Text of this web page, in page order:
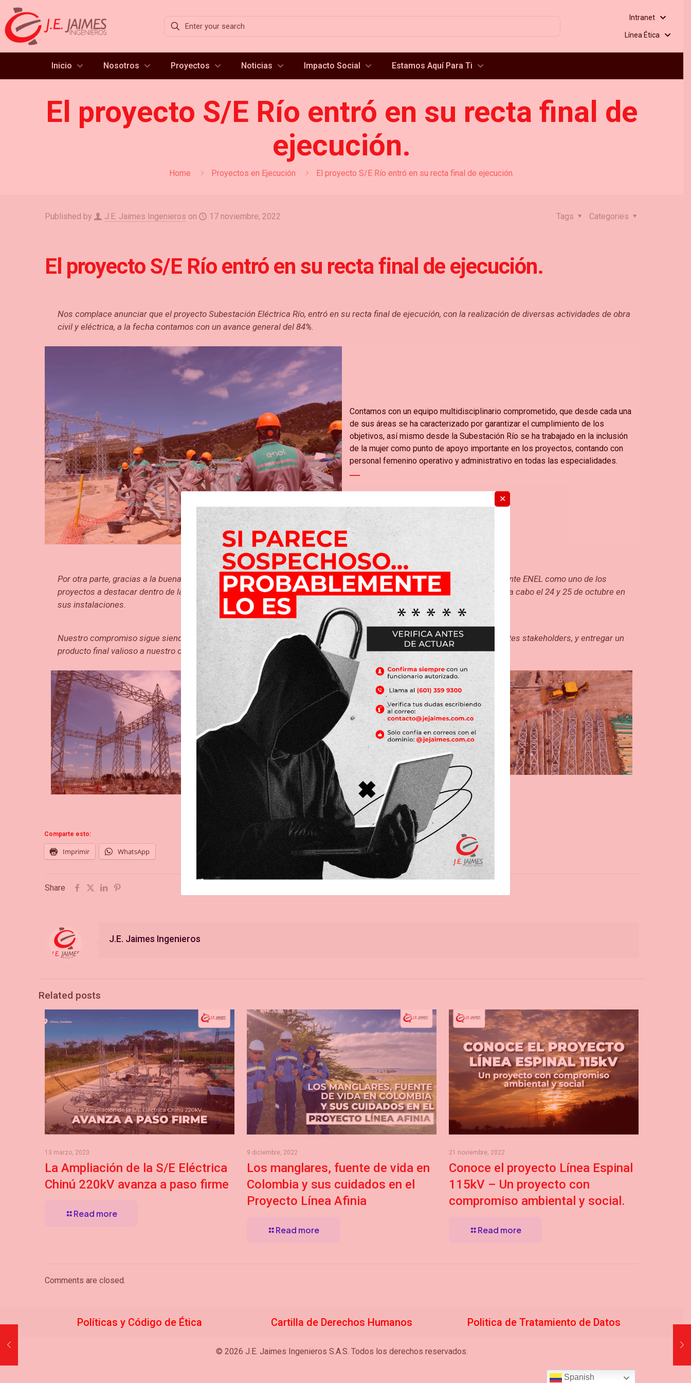
Intranet
Línea Ética
Inicio Nosotros Proyectos Noticias Impacto Social Estamos Aquí Para Ti
El proyecto S/E Río entró en su recta final de
ejecución.
Home Proyectos en Ejecución El proyecto S/E Río entró en su recta final de ejecución.
Published by J.E. Jaimes Ingenieros on 17 noviembre, 2022 Categories
Tags
El proyecto S/E Río entró en su recta final de ejecución.
Nos complace anunciar que el proyecto Subestación Eléctrica Río, entró en su recta final de ejecución, con la realización de diversas actividades de obra
civil y eléctrica, a la fecha contamos con un avance general del 84%.
Contamos con un equipo multidisciplinario comprometido, que desde cada una
de sus áreas se ha caracterizado por garantizar el cumplimiento de los
objetivos, así mismo desde la Subestación Río se ha trabajado en la inclusión
de la mujer como punto de apoyo importante en los proyectos, contando con
personal femenino operativo y administrativo en todas las especialidades.
Por otra parte, gracias a la buena gestión que se ha ejecutado en el proyecto, hemos sido seleccionados por nuestro cliente ENEL como uno de los
proyectos a destacar dentro de la compañía por buenas prácticas ambientales y participamos en un evento que se llevó a cabo el 24 y 25 de octubre en
sus instalaciones.
Nuestro compromiso sigue siendo dar una adecuada finalización al proyecto, garantizando la satisfacción de los diferentes stakeholders, y entregar un
producto final valioso a nuestro cliente con el sello de calidad de J.E. Jaimes Ingenieros.
Comparte esto:
Imprimir WhatsApp
Share
J.E. Jaimes Ingenieros
Related posts
13 marzo, 2023
La Ampliación de la S/E Eléctrica
Chinú 220kV avanza a paso firme
Read more
9 diciembre, 2022
Los manglares, fuente de vida en
Colombia y sus cuidados en el
Proyecto Línea Afinia
Read more
21 noviembre, 2022
Conoce el proyecto Línea Espinal
115kV – Un proyecto con
compromiso ambiental y social.
Read more
Comments are closed.
Políticas y Código deÉtica Cartilla de Derechos Humanos Politica de Tratamiento de Datos
© 2026 J.E. Jaimes Ingenieros S.A.S. Todos los derechos reservados.
✕
Spanish